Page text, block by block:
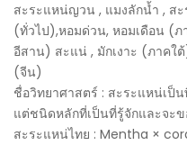
สะระแหน่ญวน , แมงลักน้ำ , ส
(ทั่วไป),หอมด่วน, หอมเดือน (
อีสาน) สะแน่ , มักเงาะ (ภาคใ
(จีน)
ชื่อวิทยาศาสตร์ : สะระแหน่เ
แต่ชนิดหลักที่เป็นที่รู้จักและจะ
สะระแหน่ไทย : Mentha ×